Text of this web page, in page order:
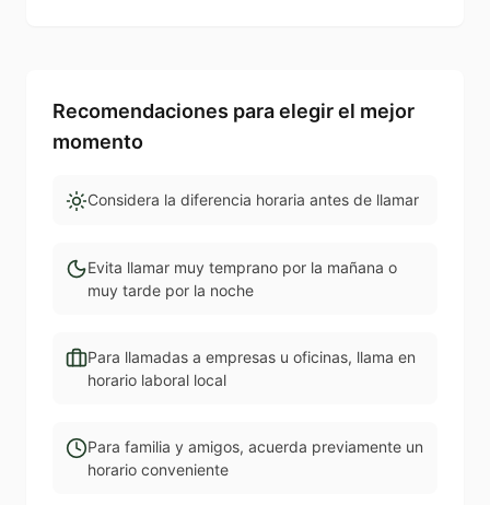
Recomendaciones para elegir el mejor
momento
Considera la diferencia horaria antes de llamar
Evita llamar muy temprano por la mañana o
muy tarde por la noche
Para llamadas a empresas u oficinas, llama en
horario laboral local
Para familia y amigos, acuerda previamente un
horario conveniente